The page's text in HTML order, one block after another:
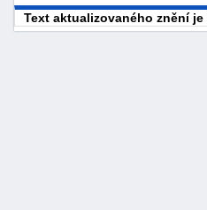
Text aktualizovaného znění